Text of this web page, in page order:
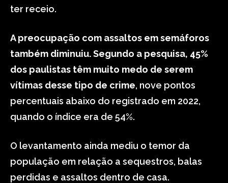
ter receio.
A preocupação com assaltos em semáforos
também diminuiu. Segundo a pesquisa, 45%
dos paulistas têm muito medo de serem
vítimas desse tipo de crime, nove pontos
percentuais abaixo do registrado em 2022,
quando o índice era de 54%.
O levantamento ainda mediu o temor da
população em relação a sequestros, balas
perdidas e assaltos dentro de casa.